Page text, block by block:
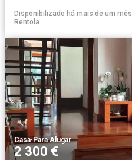
Disponibilizado há mais de um mês
Rentola
Casa·Para Alugar
2 300 €